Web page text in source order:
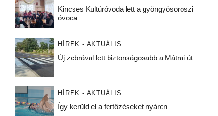
Kincses Kultúróvoda lett a gyöngyösoroszi
óvoda
HÍREK - AKTUÁLIS
Új zebrával lett biztonságosabb a Mátrai út
HÍREK - AKTUÁLIS
Így kerüld el a fertőzéseket nyáron